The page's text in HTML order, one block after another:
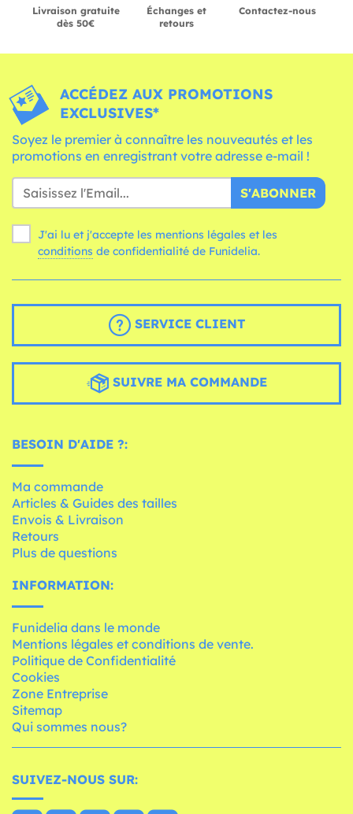
Livraison gratuite
dès 50€
Échanges et
retours
Contactez-nous
ACCÉDEZ AUX PROMOTIONS
EXCLUSIVES*
Soyez le premier à connaître les nouveautés et les
promotions en enregistrant votre adresse e-mail !
S'ABONNER
J'ai lu et j'accepte les mentions légales et les
conditions de confidentialité de Funidelia.
SERVICE CLIENT
SUIVRE MA COMMANDE
BESOIN D'AIDE ?:
Ma commande
Articles & Guides des tailles
Envois & Livraison
Retours
Plus de questions
INFORMATION:
Funidelia dans le monde
Mentions légales et conditions de vente.
Politique de Confidentialité
Cookies
Zone Entreprise
Sitemap
Qui sommes nous?
SUIVEZ-NOUS SUR: